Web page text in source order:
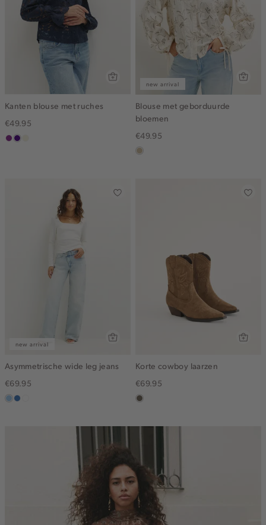
Kanten blouse met ruches
€49.95
middenpaars
indigo
new arrival
Blouse met geborduurde
bloemen
€49.95
lichtzand
new arrival
Asymmetrische wide leg jeans
€69.95
blauw,blauw,
Korte cowboy laarzen
€69.95
middenbruin